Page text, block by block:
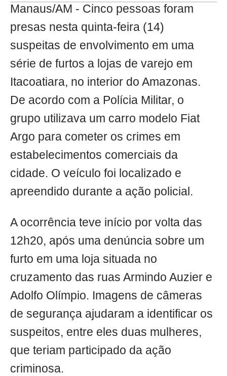
Manaus/AM - Cinco pessoas foram
presas nesta quinta-feira (14)
suspeitas de envolvimento em uma
série de furtos a lojas de varejo em
Itacoatiara, no interior do Amazonas.
De acordo com a Polícia Militar, o
grupo utilizava um carro modelo Fiat
Argo para cometer os crimes em
estabelecimentos comerciais da
cidade. O veículo foi localizado e
apreendido durante a ação policial.
A ocorrência teve início por volta das
12h20, após uma denúncia sobre um
furto em uma loja situada no
cruzamento das ruas Armindo Auzier e
Adolfo Olímpio. Imagens de câmeras
de segurança ajudaram a identificar os
suspeitos, entre eles duas mulheres,
que teriam participado da ação
criminosa.